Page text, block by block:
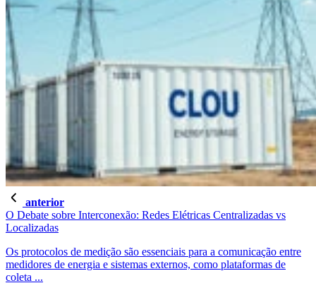
anterior
O Debate sobre Interconexão: Redes Elétricas Centralizadas vs
Localizadas
Os protocolos de medição são essenciais para a comunicação entre
medidores de energia e sistemas externos, como plataformas de
coleta ...